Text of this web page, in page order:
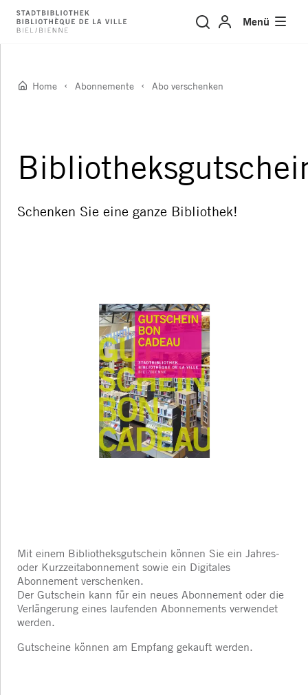
Abo verschenken
Menü
Home Abonnemente Abo verschenken
Schenken Sie eine ganze Bibliothek!
Mit einem Bibliotheksgutschein können Sie ein Jahres-
oder Kurzzeitabonnement sowie ein Digitales
Abonnement verschenken.
Der Gutschein kann für ein neues Abonnement oder die
Verlängerung eines laufenden Abonnements verwendet
werden.
Gutscheine können am Empfang gekauft werden.